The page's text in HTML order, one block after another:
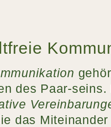
des Paar-seins.
das Miteinander